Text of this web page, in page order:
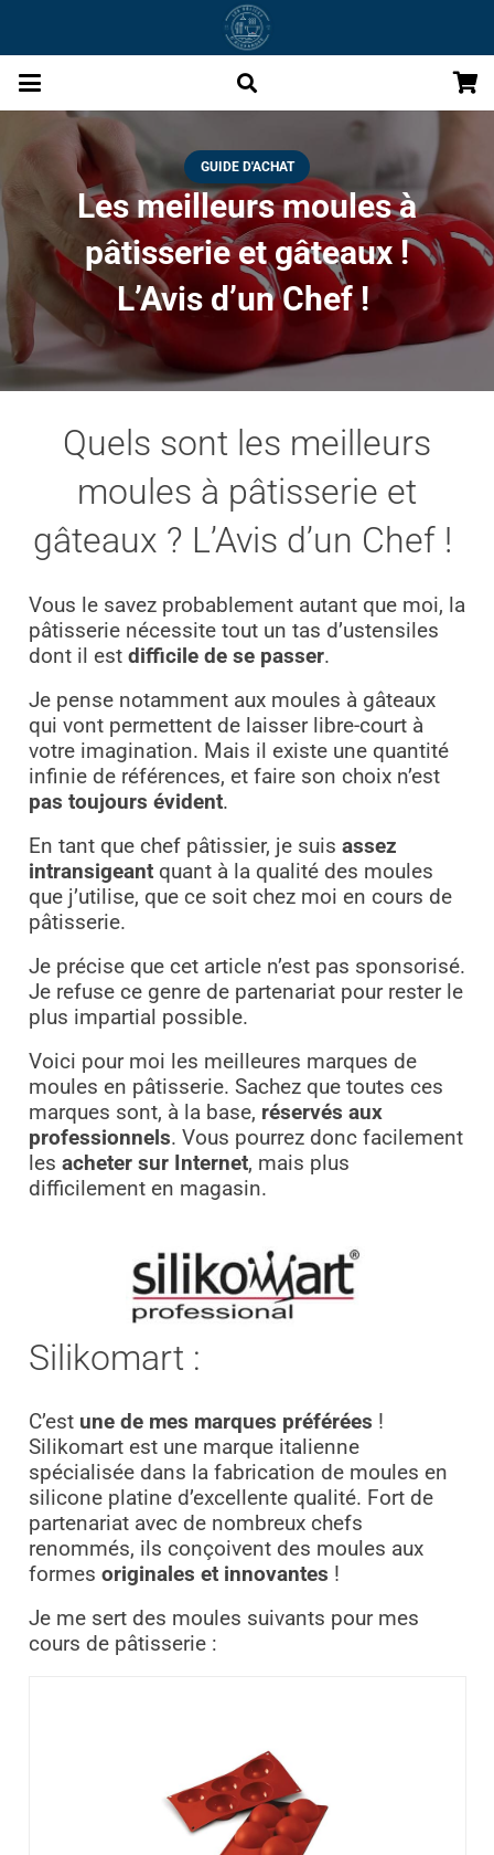
GUIDE D'ACHAT
Les meilleurs moules à
pâtisserie et gâteaux !
L’Avis d’un Chef !
Quels sont les meilleurs
moules à pâtisserie et
gâteaux ? L’Avis d’un Chef !
Vous le savez probablement autant que moi, la
pâtisserie nécessite tout un tas d’ustensiles
dont il est difficile de se passer.
Je pense notamment aux moules à gâteaux
qui vont permettent de laisser libre-court à
votre imagination. Mais il existe une quantité
infinie de références, et faire son choix n’est
pas toujours évident.
En tant que chef pâtissier, je suis assez
intransigeantquant à la qualité des moules
que j’utilise, que ce soit chez moi en cours de
pâtisserie.
Je précise que cet article n’est pas sponsorisé.
Je refuse ce genre de partenariat pour rester le
plus impartial possible.
Voici pour moi les meilleures marques de
moules en pâtisserie. Sachez que toutes ces
marques sont, à la base, réservés aux
professionnels. Vous pourrez donc facilement
les acheter sur Internet, mais plus
difficilement en magasin.
Silikomart :
C’est une de mes marques préférées !
Silikomart est une marque italienne
spécialisée dans la fabrication de moules en
silicone platine d’excellente qualité. Fort de
partenariat avec de nombreux chefs
renommés, ils conçoivent des moules aux
formes originales et innovantes !
Je me sert des moules suivants pour mes
cours de pâtisserie :